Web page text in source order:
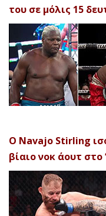
του σε μόλις 15
Ο Navajo Stirling
βίαιο νοκ άουτ στο